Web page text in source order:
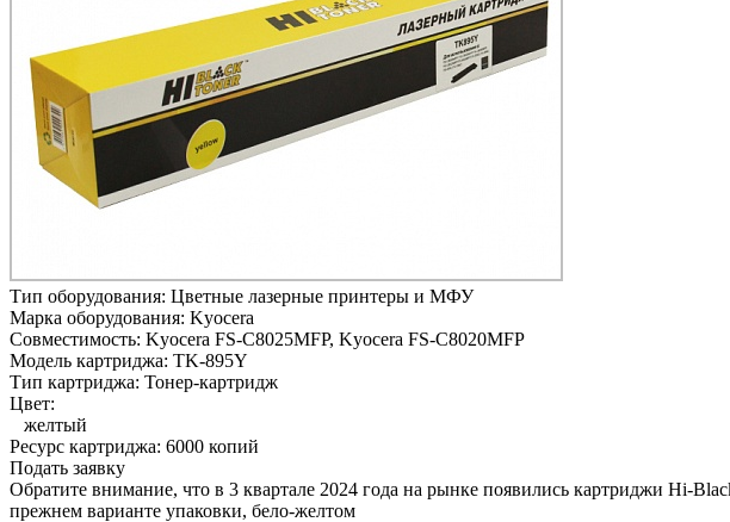
Тип оборудования: Цветные лазерные принтеры и МФУ
Марка оборудования: Kyocera
Совместимость: Kyocera FS-C8025MFP, Kyocera FS-C8020MFP
Модель картриджа: TK-895Y
Тип картриджа: Тонер-картридж
Цвет:
желтый
Ресурс картриджа: 6000 копий
Подать заявку
Обратите внимание, что в 3 квартале 2024 года на рынке появились картриджи Hi-
прежнем варианте упаковки, бело-желтом